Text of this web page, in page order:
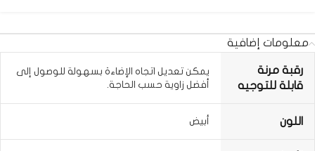
معلومات إضافية
رقبة مرنة
قابلة للتوجيه
يمكن تعديل اتجاه الإضاءة بسهولة للوصول إلى
أفضل زاوية حسب الحاجة.
اللون أبيض